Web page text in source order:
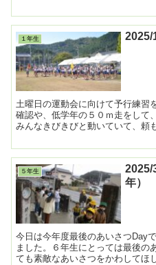
１年生
土曜日の運動会に向けて予行練習
確認や、低学年の５０ｍ走をして
みんなきびきびと動いていて、頼
５年生
年）
今日は今年度最後のあいさつDay
ました。６年生にとっては最後の
ても素敵なあいさつをかわしてほ